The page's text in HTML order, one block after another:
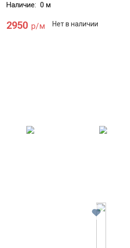
Наличие: 0 м
2950 р/м Нет в наличии